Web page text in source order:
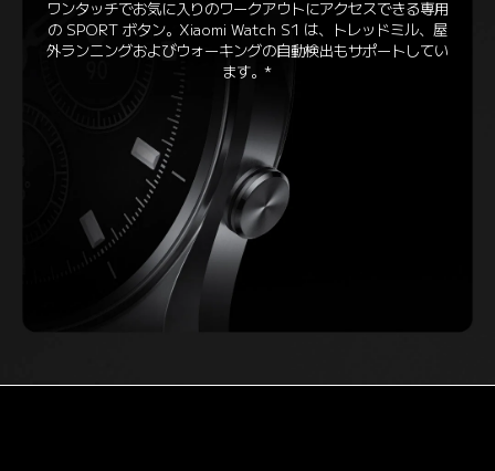
ワンタッチでお気に入りのワークアウトにアクセスできる専用
の SPORT ボタン。Xiaomi Watch S1 は、トレッドミル、屋
外ランニングおよびウォーキングの自動検出もサポートしてい
ます。*